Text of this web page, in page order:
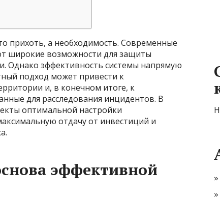
прихоть, а необходимость. Современные
широкие возможности для защиты
Однако эффективность системы напрямую
подход может привести к
и, в конечном итоге, к
для расследования инцидентов. В
оптимальной настройки
отдачу от инвестиций и
эффективной